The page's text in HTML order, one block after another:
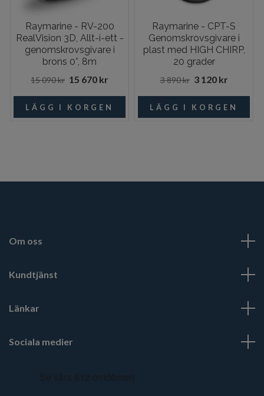
Raymarine - RV-200
RealVision 3D, Allt-i-ett -
genomskrovsgivare i
brons 0°, 8m
15 090 kr 15 670 kr
Raymarine - CPT-S
Genomskrovsgivare i
plast med HIGH CHIRP,
20 grader
3 890 kr 3 120 kr
Om oss
Kundtjänst
Länkar
Sociala medier